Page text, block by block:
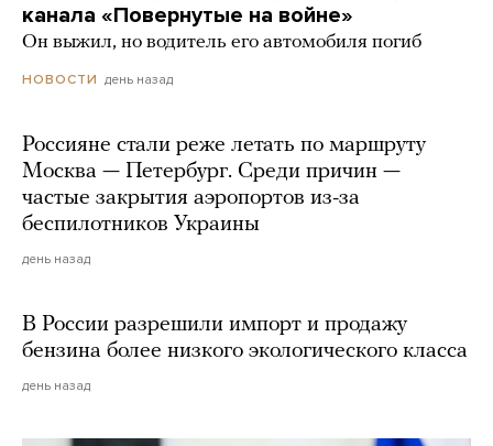
канала «Повернутые на войне»
Он выжил, но водитель его автомобиля погиб
НОВОСТИ день назад
Россияне стали реже летать по маршруту
Москва — Петербург. Среди причин —
частые закрытия аэропортов из-за
беспилотников Украины
день назад
В России разрешили импорт и продажу
бензина более низкого экологического класса
день назад